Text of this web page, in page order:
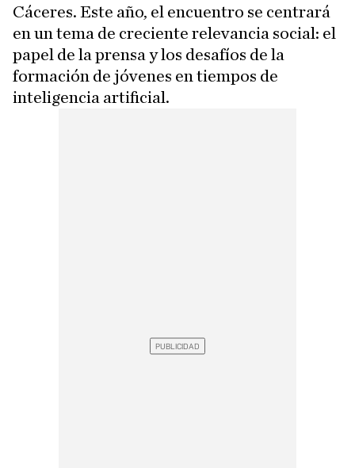
Cáceres. Este año, el encuentro se centrará
en un tema de creciente relevancia social: el
papel de la prensa y los desafíos de la
formación de jóvenes en tiempos de
inteligencia artificial.